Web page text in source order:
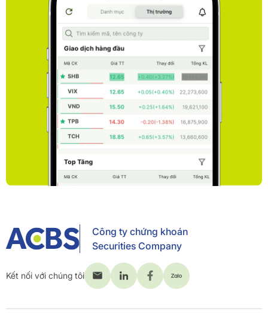
Công ty chứng khoán
Securities Company
Kết nối với chúng tôi